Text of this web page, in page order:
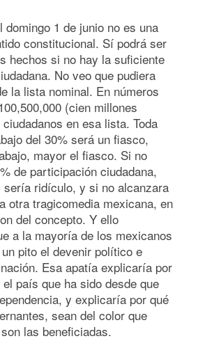
domingo 1 de junio no es una
constitucional. Sí podrá ser
hechos si no hay la suficiente
No veo que pudiera
la lista nominal. En números
(cien millones
en esa lista. Toda
del 30% será un fiasco,
mayor el fiasco. Si no
de participación ciudadana,
sería ridículo, y si no alcanzara
otra tragicomedia mexicana, en
del concepto. Y ello
a la mayoría de los mexicanos
pito el devenir político e
Esa apatía explicaría por
país que ha sido desde que
y explicaría por qué
sean del color que
las beneficiadas.